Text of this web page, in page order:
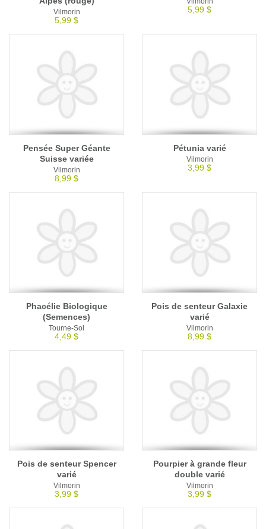
Vilmorin
5,99 $
5,99 $
Pensée Super Géante
Suisse variée
Vilmorin
8,99 $
Pétunia varié
Vilmorin
3,99 $
Phacélie Biologique
(Semences)
Tourne-Sol
4,49 $
Pois de senteur Galaxie
varié
Vilmorin
8,99 $
Pois de senteur Spencer
varié
Vilmorin
3,99 $
Pourpier à grande fleur
double varié
Vilmorin
3,99 $